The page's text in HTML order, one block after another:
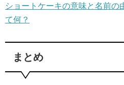
ショートケーキの意味と名前の
て何？
まとめ